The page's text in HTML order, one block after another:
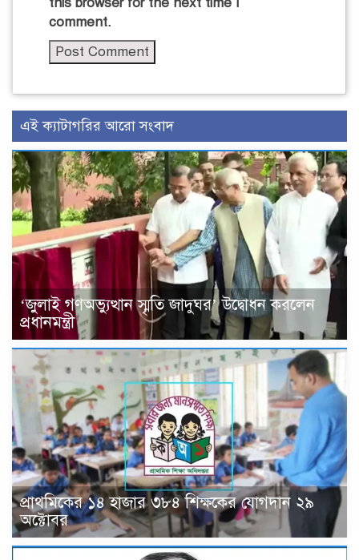
comment.
এই ক্যাটাগরির আরো সংবাদ
‘জুলাই গণঅভ্যুত্থান স্মৃতি জাদুঘর’ উদ্বোধন করলেন
প্রধানমন্ত্রী
প্রাথমিকের ১৪ হাজার ৩৮৪ শিক্ষকের যোগদান ২৯
অক্টোবর